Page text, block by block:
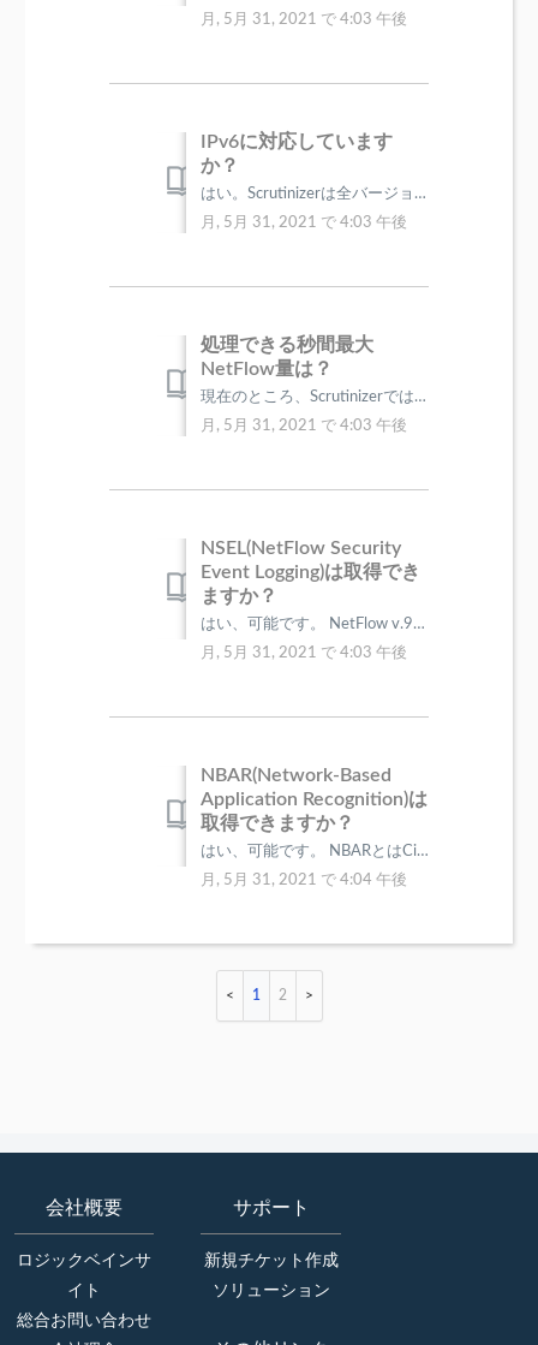
月, 5月 31, 2021 で 4:03 午後
IPv6に対応しています
か？
はい。Scrutinizerは全バージョンにおいてIPv6に対応しています。
月, 5月 31, 2021 で 4:03 午後
処理できる秒間最大
NetFlow量は？
現在のところ、ScrutinizerではSSRV版にて10,000flows/秒、バーチャルアプライアンス版にて40,000flows/秒の処理実績を持...
月, 5月 31, 2021 で 4:03 午後
NSEL(NetFlow Security
Event Logging)は取得でき
ますか？
はい、可能です。 NetFlow v.9のフレキシブル層にASAサーバのSyslogデータを搭載して送信する事ができます。 Scrutiniz...
月, 5月 31, 2021 で 4:03 午後
NBAR(Network-Based
Application Recognition)は
取得できますか？
はい、可能です。 NBARとはCisco IOSに搭載されているパケット識別機能です。 レイヤ4から7までの情報を元に、アプリケーションを識別...
月, 5月 31, 2021 で 4:04 午後
1 2
会社概要
ロジックベインサ
イト
総合お問い合わせ
サポート
新規チケット作成
ソリューション